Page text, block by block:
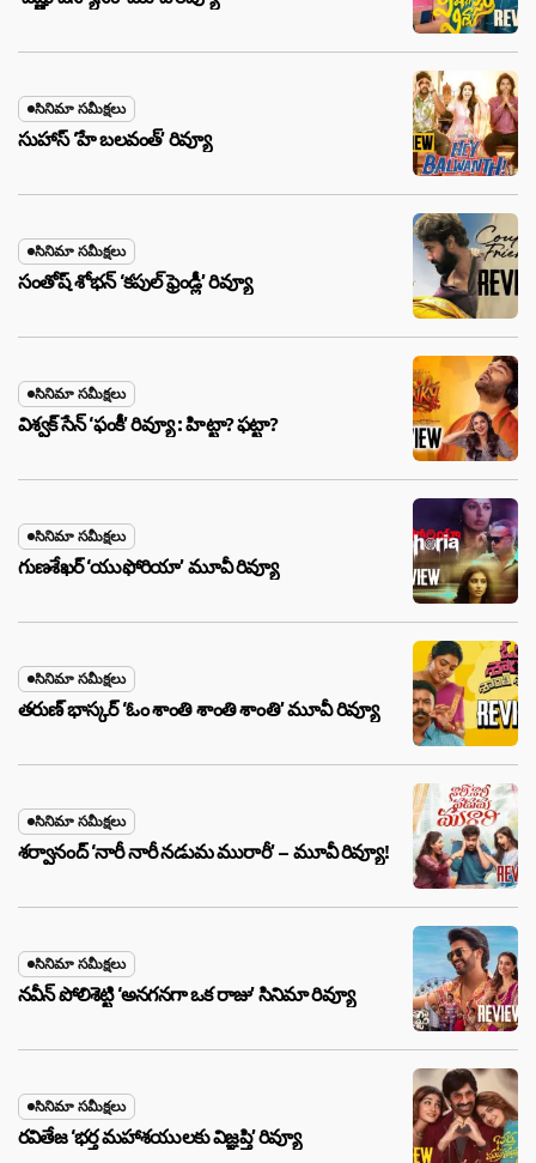
సినిమా సమీక్షలు
సుహాస్ ‘హే బలవంత్’ రివ్యూ
సినిమా సమీక్షలు
సంతోష్ శోభన్ ‘కపుల్ ఫ్రెండ్లీ’ రివ్యూ
సినిమా సమీక్షలు
విశ్వక్ సేన్ ‘ఫంకీ’ రివ్యూ : హిట్టా? ఫట్టా?
సినిమా సమీక్షలు
గుణశేఖర్ ‘యుఫోరియా’ మూవీ రివ్యూ
సినిమా సమీక్షలు
తరుణ్ భాస్కర్ ‘ఓం శాంతి శాంతి శాంతి’ మూవీ రివ్యూ
సినిమా సమీక్షలు
శర్వానంద్ ‘నారీ నారీ నడుమ మురారీ’ – మూవీ రివ్యూ!
సినిమా సమీక్షలు
నవీన్ పోలిశెట్టి ‘అనగనగా ఒక రాజు’ సినిమా రివ్యూ
సినిమా సమీక్షలు
రవితేజ ‘భర్త మహాశయులకు విజ్ఞప్తి’ రివ్యూ